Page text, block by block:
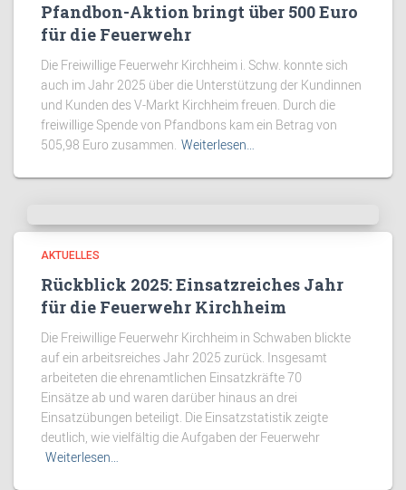
Pfandbon-Aktion bringt über 500 Euro
für die Feuerwehr
Die Freiwillige Feuerwehr Kirchheim i. Schw. konnte sich
auch im Jahr 2025 über die Unterstützung der Kundinnen
und Kunden des V-Markt Kirchheim freuen. Durch die
freiwillige Spende von Pfandbons kam ein Betrag von
505,98 Euro zusammen. Weiterlesen…
AKTUELLES
Rückblick 2025: Einsatzreiches Jahr
für die Feuerwehr Kirchheim
Die Freiwillige Feuerwehr Kirchheim in Schwaben blickte
auf ein arbeitsreiches Jahr 2025 zurück. Insgesamt
arbeiteten die ehrenamtlichen Einsatzkräfte 70
Einsätze ab und waren darüber hinaus an drei
Einsatzübungen beteiligt. Die Einsatzstatistik zeigte
deutlich, wie vielfältig die Aufgaben der Feuerwehr
Weiterlesen…